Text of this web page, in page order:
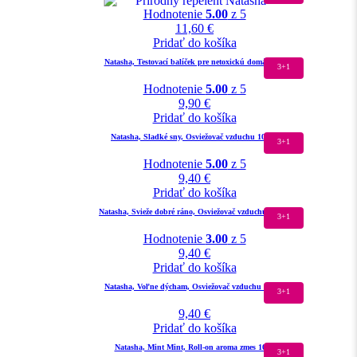
Hodnotenie 5.00z 5
11,60 €
Pridať do košíka
Natasha, Testovací balíček pre netoxickú domácnosť
Hodnotenie 5.00z 5
9,90 €
3+1
Pridať do košíka
Natasha, Sladké sny, Osviežovač vzduchu 100ml
Hodnotenie 5.00z 5
9,40 €
3+1
Pridať do košíka
Natasha, Svieže dobré ráno, Osviežovač vzduchu 100ml
Hodnotenie 3.00z 5
9,40 €
3+1
Pridať do košíka
Natasha, Voľne dýcham, Osviežovač vzduchu 100ml
9,40 €
3+1
Pridať do košíka
Natasha, Mint Mint, Roll-on aroma zmes 10ml
3+1